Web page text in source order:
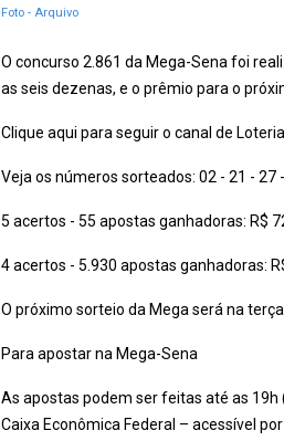
Foto - Arquivo
O concurso 2.861 da Mega-Sena foi
as seis dezenas, e o prêmio para o
Clique aqui para seguir o canal de
Veja os números sorteados: 02 - 21 - 27
5 acertos - 55 apostas ganhadoras: R$
4 acertos - 5.930 apostas ganhadoras:
O próximo sorteio da Mega será na
Para apostar na Mega-Sena
As apostas podem ser feitas até as
Caixa Econômica Federal – acessível